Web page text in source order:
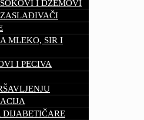
I DŽEMOVI
MLEKO, SIR I
I PECIVA
DIJABETIČARE